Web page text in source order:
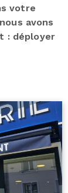
votre
avons
: déployer